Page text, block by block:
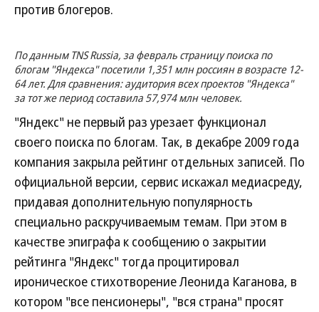
против блогеров.
По данным TNS Russia, за февраль страницу поиска по
блогам "Яндекса" посетили 1,351 млн россиян в возрасте 12-
64 лет. Для сравнения: аудитория всех проектов "Яндекса"
за тот же период составила 57,974 млн человек.
"Яндекс" не первый раз урезает функционал
своего поиска по блогам. Так, в декабре 2009 года
компания закрыла рейтинг отдельных записей. По
официальной версии, сервис искажал медиасреду,
придавая дополнительную популярность
специально раскручиваемым темам. При этом в
качестве эпиграфа к сообщению о закрытии
рейтинга "Яндекс" тогда процитировал
ироническое стихотворение Леонида Каганова, в
котором "все пенсионеры", "вся страна" просят